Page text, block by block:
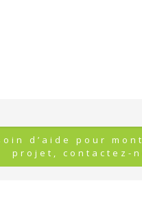
d’aide pour
projet, contactez-